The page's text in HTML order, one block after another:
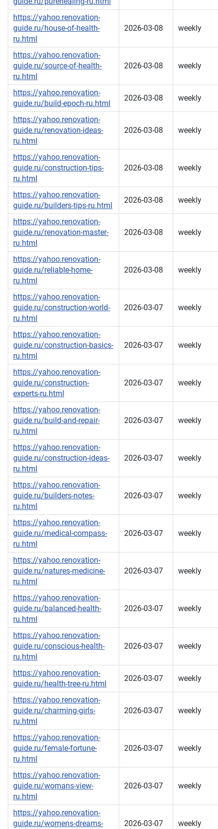
https://yahoo.renovation-
guide.ru/house-of-health-
ru.html
2026-03-08 weekly
https://yahoo.renovation-
guide.ru/source-of-health-
ru.html
2026-03-08 weekly
https://yahoo.renovation-
guide.ru/build-epoch-ru.html
2026-03-08 weekly
https://yahoo.renovation-
guide.ru/renovation-ideas-
ru.html
2026-03-08 weekly
https://yahoo.renovation-
guide.ru/construction-tips-
ru.html
2026-03-08 weekly
https://yahoo.renovation-
guide.ru/builders-tips-ru.html
2026-03-08 weekly
https://yahoo.renovation-
guide.ru/renovation-master-
ru.html
2026-03-08 weekly
https://yahoo.renovation-
guide.ru/reliable-home-
ru.html
2026-03-08 weekly
https://yahoo.renovation-
guide.ru/construction-world-
ru.html
2026-03-07 weekly
https://yahoo.renovation-
guide.ru/construction-basics-
ru.html
2026-03-07 weekly
https://yahoo.renovation-
guide.ru/construction-
experts-ru.html
2026-03-07 weekly
https://yahoo.renovation-
guide.ru/build-and-repair-
ru.html
2026-03-07 weekly
https://yahoo.renovation-
guide.ru/construction-ideas-
ru.html
2026-03-07 weekly
https://yahoo.renovation-
guide.ru/builders-notes-
ru.html
2026-03-07 weekly
https://yahoo.renovation-
guide.ru/medical-compass-
ru.html
2026-03-07 weekly
https://yahoo.renovation-
guide.ru/natures-medicine-
ru.html
2026-03-07 weekly
https://yahoo.renovation-
guide.ru/balanced-health-
ru.html
2026-03-07 weekly
https://yahoo.renovation-
guide.ru/conscious-health-
ru.html
2026-03-07 weekly
https://yahoo.renovation-
guide.ru/health-tree-ru.html
2026-03-07 weekly
https://yahoo.renovation-
guide.ru/charming-girls-
ru.html
2026-03-07 weekly
https://yahoo.renovation-
guide.ru/female-fortune-
ru.html
2026-03-07 weekly
https://yahoo.renovation-
guide.ru/womans-view-
ru.html
2026-03-07 weekly
https://yahoo.renovation-
guide.ru/womens-dreams-
2026-03-07 weekly